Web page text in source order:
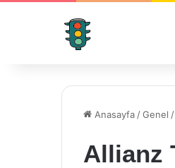
Anasayfa /Genel /
Allianz